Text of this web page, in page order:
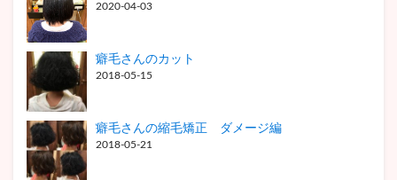
2020-04-03
癖毛さんのカット
2018-05-15
癖毛さんの縮毛矯正 ダメージ編
2018-05-21